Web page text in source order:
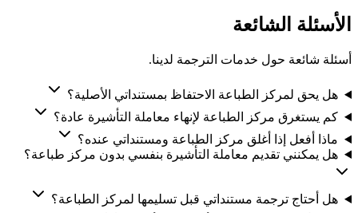
الأسئلة الشائعة
أسئلة شائعة حول خدمات الترجمة لدينا.
هل يحق لمركز الطباعة الاحتفاظ بمستنداتي الأصلية؟
كم يستغرق مركز الطباعة لإنهاء معاملة التأشيرة عادة؟
ماذا أفعل إذا أغلق مركز الطباعة ومستنداتي عنده؟
هل يمكنني تقديم معاملة التأشيرة بنفسي بدون مركز طباعة؟
هل أحتاج ترجمة مستنداتي قبل تسليمها لمركز الطباعة؟